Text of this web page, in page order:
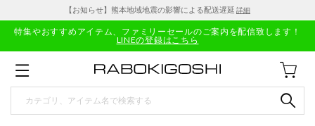
【お知らせ】熊本地域地震の影響による配送遅延 詳細
特集やおすすめアイテム、ファミリーセールのご案内を配信致します！
LINEの登録はこちら